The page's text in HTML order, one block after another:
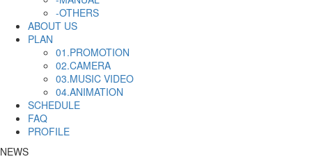
-OTHERS
ABOUT US
PLAN
01.PROMOTION
02.CAMERA
03.MUSIC VIDEO
04.ANIMATION
SCHEDULE
FAQ
PROFILE
NEWS